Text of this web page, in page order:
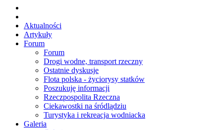
Aktualności
Artykuły
Forum
Forum
Drogi wodne, transport rzeczny
Ostatnie dyskusje
Flota polska - życiorysy statków
Poszukuję informacji
Rzeczpospolita Rzeczna
Ciekawostki na śródlądziu
Turystyka i rekreacja wodniacka
Galeria